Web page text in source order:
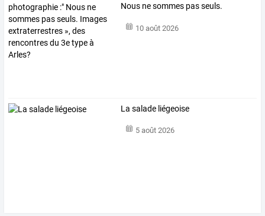
Nous nesommes passeuls.
10 août 2026
La salade liégeoise
5 août 2026